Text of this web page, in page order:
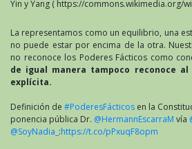
Yin y Yang ( https://commons.wikimedia.org/
La representamos como un equilibrio, una
no puede estar por encima de la otra.
no reconoce los Poderes Fácticos como
de igual manera tampoco reconoce
explícita.
Definición de #PoderesFácticos en la
ponencia pública Dr. @HermannEscarraM vía
@SoyNadia_ :https://t.co/pPxuqF8opm